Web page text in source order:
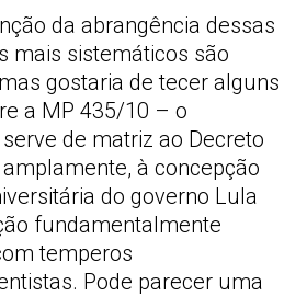
da abrangência dessas
mais sistemáticos são
gostaria de tecer alguns
a MP 435/10 – o
de matriz ao Decreto
amplamente, à concepção
do governo Lula
fundamentalmente
temperos
Pode parecer uma